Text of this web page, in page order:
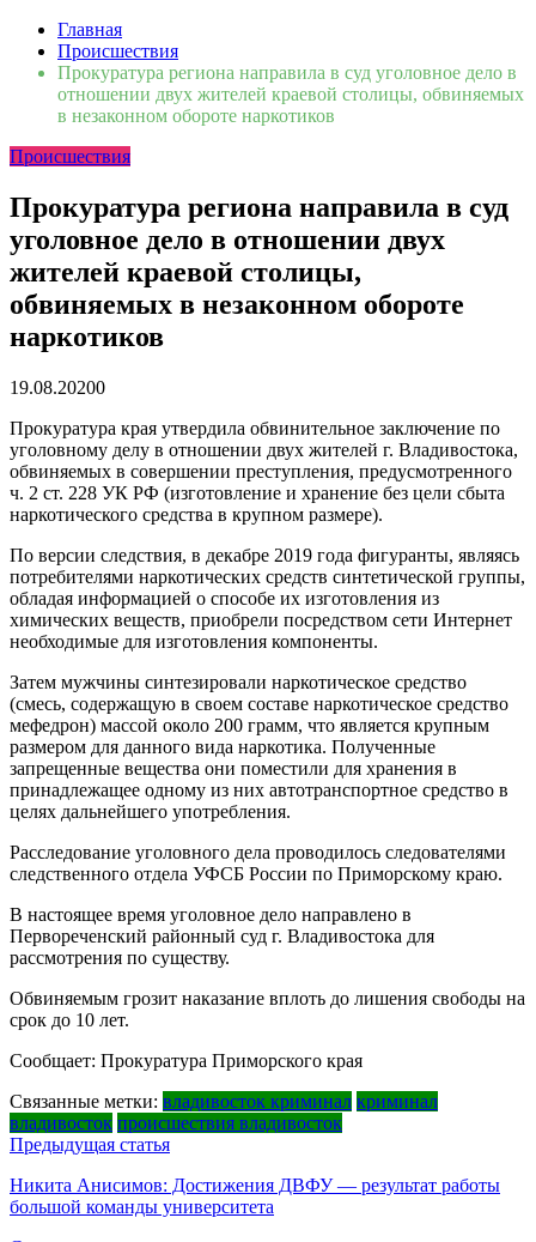
Главная
Происшествия
Прокуратура региона направила в суд уголовное дело в
отношении двух жителей краевой столицы, обвиняемых
в незаконном обороте наркотиков
Происшествия
Прокуратура региона направила в суд
уголовное дело в отношении двух
жителей краевой столицы,
обвиняемых в незаконном обороте
наркотиков
19.08.20200
Прокуратура края утвердила обвинительное заключение по
уголовному делу в отношении двух жителей г. Владивостока,
обвиняемых в совершении преступления, предусмотренного
ч. 2 ст. 228 УК РФ (изготовление и хранение без цели сбыта
наркотического средства в крупном размере).
По версии следствия, в декабре 2019 года фигуранты, являясь
потребителями наркотических средств синтетической группы,
обладая информацией о способе их изготовления из
химических веществ, приобрели посредством сети Интернет
необходимые для изготовления компоненты.
Затем мужчины синтезировали наркотическое средство
(смесь, содержащую в своем составе наркотическое средство
мефедрон) массой около 200 грамм, что является крупным
размером для данного вида наркотика. Полученные
запрещенные вещества они поместили для хранения в
принадлежащее одному из них автотранспортное средство в
целях дальнейшего употребления.
Расследование уголовного дела проводилось следователями
следственного отдела УФСБ России по Приморскому краю.
В настоящее время уголовное дело направлено в
Первореченский районный суд г. Владивостока для
рассмотрения по существу.
Обвиняемым грозит наказание вплоть до лишения свободы на
срок до 10 лет.
Сообщает: Прокуратура Приморского края
Связанные метки: владивосток криминал криминал
владивосток происшествия владивосток
Навигация
по
записям
Предыдущая статья
Никита Анисимов: Достижения ДВФУ — результат работы
большой команды университета